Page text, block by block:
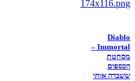
Diablo
Immortal –
מסחטת
הכספים
ששברה אותי